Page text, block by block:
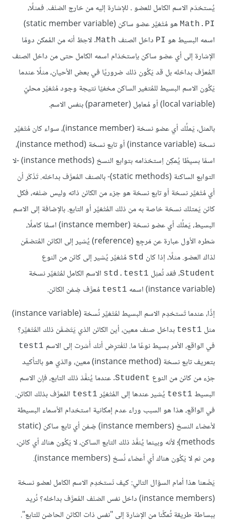
يُستخدَم الاسم الكامل للعضو.للإشارة إليه من خارج الصَنْف. فمثلًا،
Math.PI
هو مُتْغيِّر عضو ساكن (static member variable)
اسمه البسيط هو PI داخل الصنف Math. لاحِظ أنه من المُمكن دومًا
الإشارة إلى أي عضو ساكن باِستخدَام اسمه الكامل حتى من داخل الصنف
المُعرَّف بداخله بل قد يَكُون ذلك ضروريًا في بعض الأحيان، مثلًا عندما
يَكُون الاسم البسيط للمُتغير الساكن مخفيًا نتيجة وجود مُتْغيِّر محليّ
(local variable) أو مُعامِل (parameter) بنفس الاسم.
بالمثل، يَملُك أي عضو نسخة (instance member)، سواء كان مُتْغيِّر
نسخة (instance variable) أو تابع نسخة (instance method)،
اسمًا بسيطًا يُمكِن اِستخدَامه بتوابع النسخ (instance methods) -لا
التوابع الساكنة (static methods)- بالصنف المُعرَّف بداخله. تَذَكَر أن
أي مُتْغيِّر نسخة أو تابع نسخة هو جزء من الكائن ذاته وليس صَنْفه، فكل
كائن يَمتلك نسخة خاصة به من ذلك المُتْغيِّر أو التابع. بالإضافة إلى الاسم
البسيط، يَملُك أي عضو نسخة (instance member) اسمًا كاملًا،
شطره الأول عبارة عن مَرجِع (reference) يُشير إلى الكائن المُتضمِّن
لذاك العضو. مثلًا، إذا كان std مُتْغيِّر يُشير إلى كائن من النوع
Student، فقد تُمثِل std.test1 الاسم الكامل لمُتْغيِّر نسخة
(instance variable) اسمه
test1 مُعرَّف ضِمْن الكائن.
إذًا، عندما تَستخدِم الاسم البسيط لمُتْغيِّر نُسخة (instance variable)
مثل test1 بداخل صنف معين، أين الكائن الذي يَتَضمَّن ذلك المُتْغيِّر؟
في الواقع، الأمر بسيط نوعًا ما. لنَفْترِض أنك أَشرت إلى الاسم test1
بتعريف تابع نسخة (instance method) معين، والذي هو بالتأكيد
جزء من كائن من النوع Student. عندما يُنفَّذ ذلك التابع، فإن الاسم
البسيط test1 يُشير عندها إلى المُتْغيِّر test1 المُعرَّف بذلك الكائن.
في الواقع، هذا هو السبب وراء عدم إمكانية استخدام الأسماء البسيطة
لأعضاء النسخ (instance members) ضِمْن أي تابع ساكن (static
methods)؛ لأنه وبينما يُنفَّذ ذلك التابع الساكن، لا يَكُون هناك أي كائن،
ومن ثم لا يَكُون هناك أي أعضاء نُسخ (instance members).
يَضَعنا هذا أمام السؤال التالي: كيف نَستخدِم الاسم الكامل لعضو نسخة
(instance members) داخل نفس الصَنْف المُعرَّف بداخله؟ نُريد
ببساطة طريقة تُمكِّنا من الإشارة إلى "نفس ذات الكائن الحاضن للتابع".